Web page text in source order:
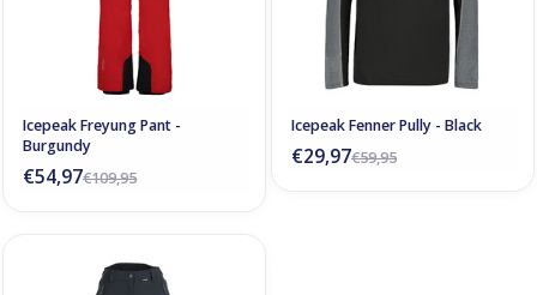
Icepeak Freyung Pant -
Burgundy
€109,95
€54,97
Icepeak Fenner Pully - Black
€59,95
€29,97